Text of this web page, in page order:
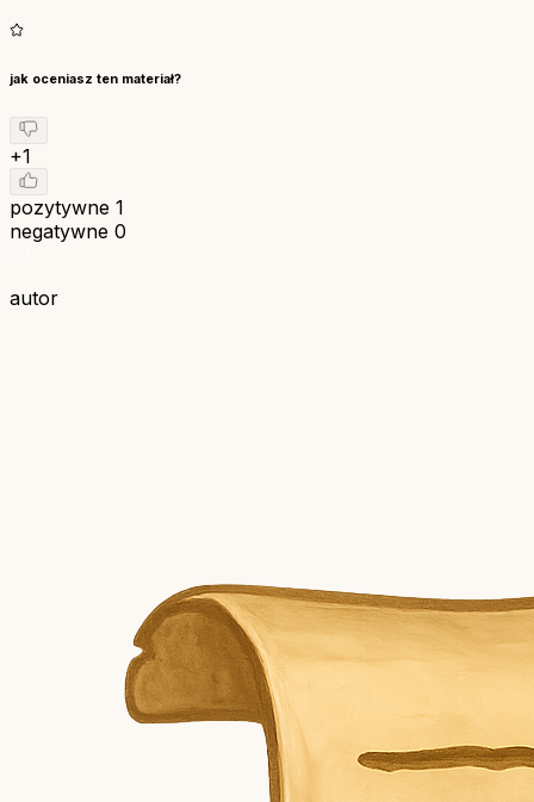
jak oceniasz ten materiał?
+1
pozytywne 1
negatywne 0
autor